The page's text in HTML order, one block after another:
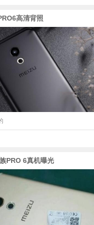
高清背照
PRO 6真机曝光